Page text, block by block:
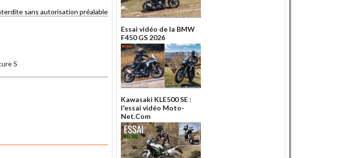
sans autorisation préalable
S
Essai vidéo de la BMW
F450 GS 2026
Kawasaki KLE500 SE :
l'essai vidéo Moto-
Net.Com